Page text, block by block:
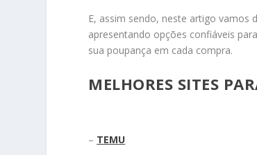
E, assim sendo, neste artigo vamos
apresentando opções confiáveis
sua poupança em cada compra.
MELHORES SITES
– TEMU